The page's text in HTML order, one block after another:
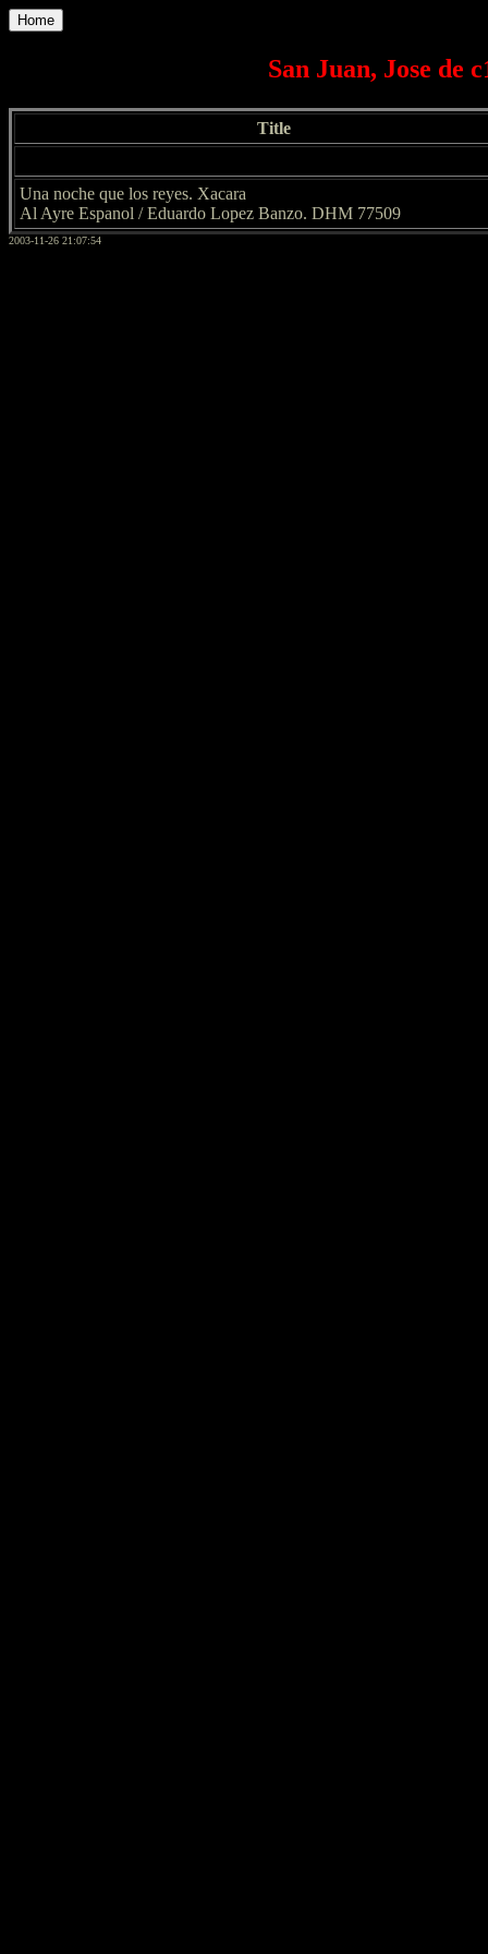
Home
San Juan, Jose de
Title
Una noche que los reyes. Xacara
Al Ayre Espanol / Eduardo Lopez Banzo. DHM 77509
2003-11-26 21:07:54